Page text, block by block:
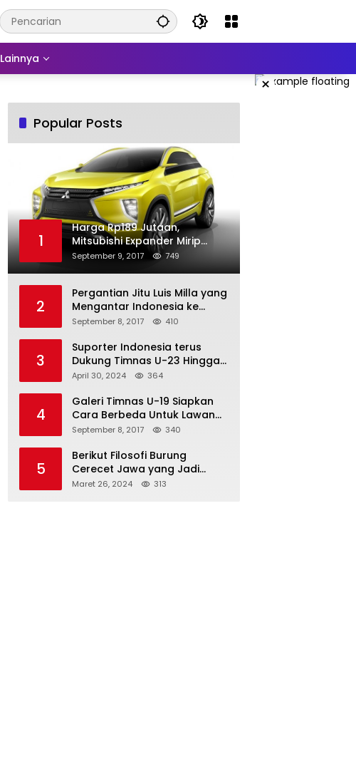
Lainnya
×
Popular Posts
1
Harga Rp189 Jutaan,
Mitsubishi Expander Mirip
Pajero Sport
September 9, 2017 749
2
Pergantian Jitu Luis Milla yang
Mengantar Indonesia ke
Semifinal
September 8, 2017 410
3
Suporter Indonesia terus
Dukung Timnas U-23 Hingga
Tembus Olimpiade Paris
April 30, 2024 364
4
Galeri Timnas U-19 Siapkan
Cara Berbeda Untuk Lawan
Vietnam
September 8, 2017 340
5
Berikut Filosofi Burung
Cerecet Jawa yang Jadi
Maskot PBSI Sumedang
Maret 26, 2024 313